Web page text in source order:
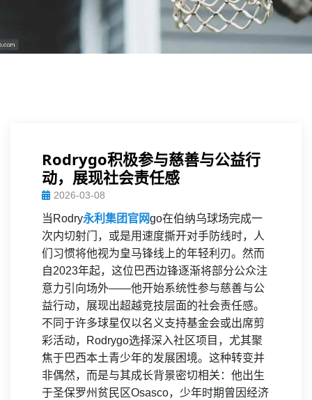
Rodrygo积极参与慈善与公益行
动，展现社会责任感
2026-03-08
当Rodry永利集团官网go在伯纳乌球场完成一
次内切射门，或是用速度撕开对手防线时，人
们习惯将他视为皇马锋线上的年轻利刃。然而
自2023年起，这位巴西边锋逐渐将部分公众注
意力引向场外——他开始系统性参与慈善与公
益行动，展现出超越竞技层面的社会责任感。
不同于许多球星仅以名义支持基金会或出席剪
彩活动，Rodrygo选择深入社区项目，尤其聚
焦于巴西本土青少年的发展困境。这种转变并
非偶然，而是与其成长背景密切相关：他出生
于圣保罗州贫民区Osasco，少年时期曾因经济